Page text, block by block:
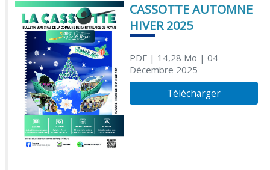
CASSOTTE AUTOMNE
HIVER 2025
PDF| 14,28 Mo | 04
Décembre 2025
Télécharger